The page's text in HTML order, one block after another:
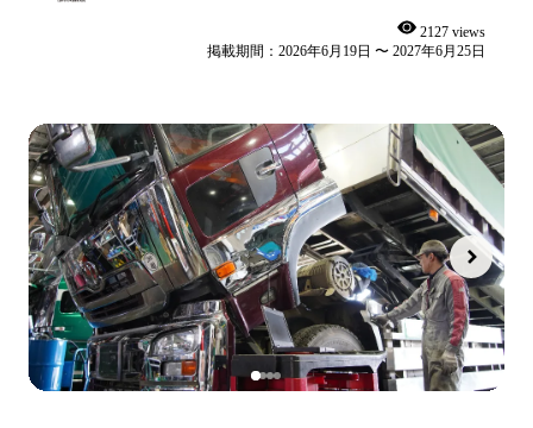
2127 views
掲載期間：2026年6月19日 〜 2027年6月25日